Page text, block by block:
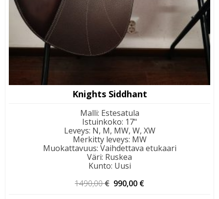
Knights Siddhant
Malli: Estesatula
Istuinkoko: 17"
Leveys: N, M, MW, W, XW
Merkitty leveys: MW
Muokattavuus: Vaihdettava etukaari
Väri: Ruskea
Kunto: Uusi
1490,00€ Alkuperäinen
990,00 €